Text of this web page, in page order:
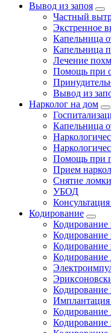
Вывод из запоя
Частный
Экстренное
Капельница
Капельница
Лечение
Помощь при
Вывод из
Нарколог на дом
Капельница
Помощь при
Прием
Снятие ломки
УБОД
Кодирование
Кодирование
Кодирование
Кодирование
Кодирование
Кодирование
Кодирование